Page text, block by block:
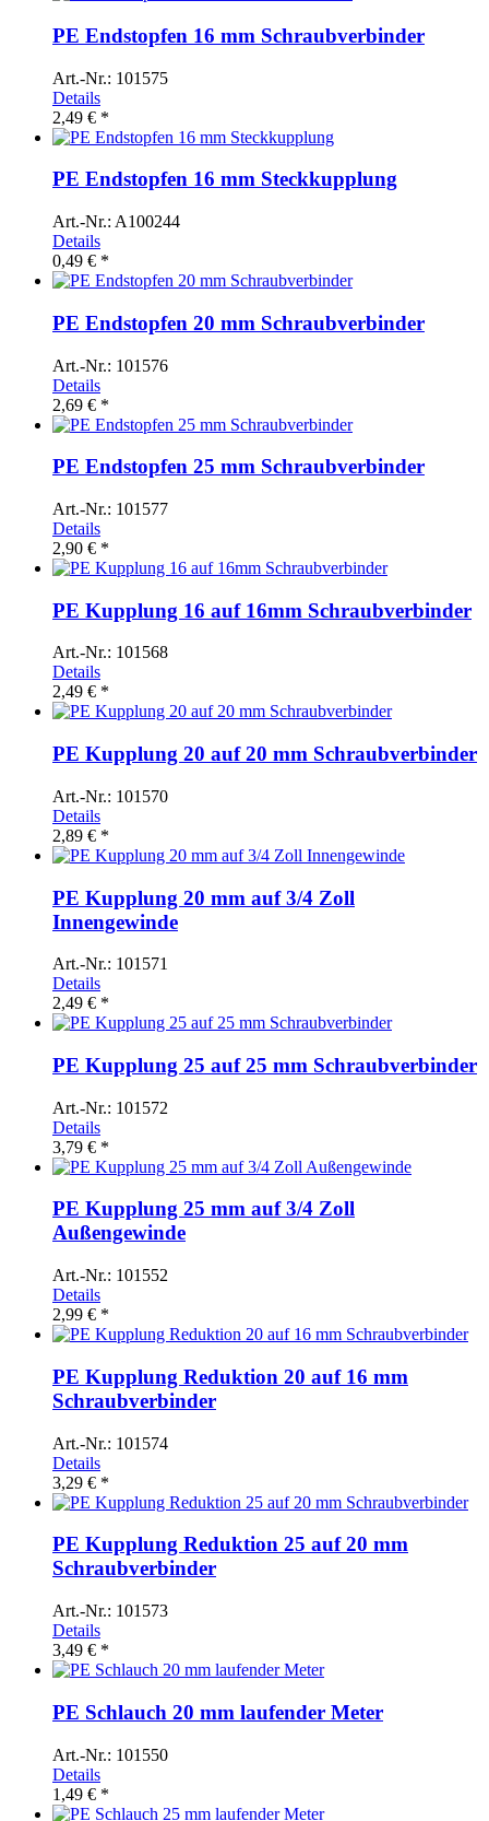
PE Endstopfen 16 mm Schraubverbinder
Art.-Nr.: 101575
Details
2,49 € *
PE Endstopfen 16 mm Steckkupplung
Art.-Nr.: A100244
Details
0,49 € *
PE Endstopfen 20 mm Schraubverbinder
Art.-Nr.: 101576
Details
2,69 € *
PE Endstopfen 25 mm Schraubverbinder
Art.-Nr.: 101577
Details
2,90 € *
PE Kupplung 16 auf 16mm Schraubverbinder
Art.-Nr.: 101568
Details
2,49 € *
PE Kupplung 20 auf 20 mm Schraubverbinder
Art.-Nr.: 101570
Details
2,89 € *
PE Kupplung 20 mm auf 3/4 Zoll
Innengewinde
Art.-Nr.: 101571
Details
2,49 € *
PE Kupplung 25 auf 25 mm Schraubverbinder
Art.-Nr.: 101572
Details
3,79 € *
PE Kupplung 25 mm auf 3/4 Zoll
Außengewinde
Art.-Nr.: 101552
Details
2,99 € *
PE Kupplung Reduktion 20 auf 16 mm
Schraubverbinder
Art.-Nr.: 101574
Details
3,29 € *
PE Kupplung Reduktion 25 auf 20 mm
Schraubverbinder
Art.-Nr.: 101573
Details
3,49 € *
PE Schlauch 20 mm laufender Meter
Art.-Nr.: 101550
Details
1,49 € *